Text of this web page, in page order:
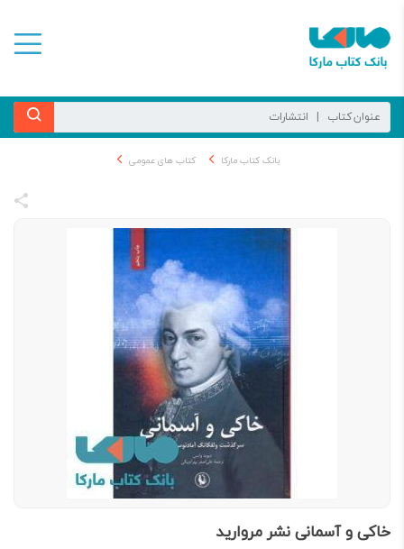
بانک کتاب مارکا کتاب های عمومی
خاکی و آسمانی نشر مروارید